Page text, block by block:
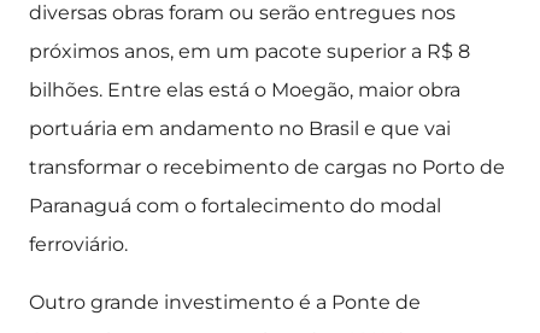
diversas obras foram ou serão entregues nos
próximos anos, em um pacote superior a R$ 8
bilhões. Entre elas está o Moegão, maior obra
portuária em andamento no Brasil e que vai
transformar o recebimento de cargas no Porto de
Paranaguá com o fortalecimento do modal
ferroviário.
Outro grande investimento é a Ponte de